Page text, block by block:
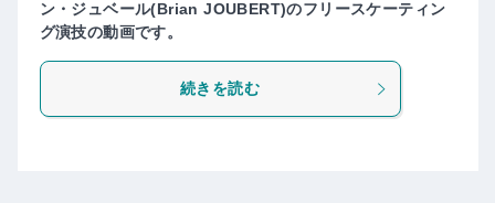
ン・ジュベール(Brian JOUBERT)のフリースケーティン
グ演技の動画です。
続きを読む